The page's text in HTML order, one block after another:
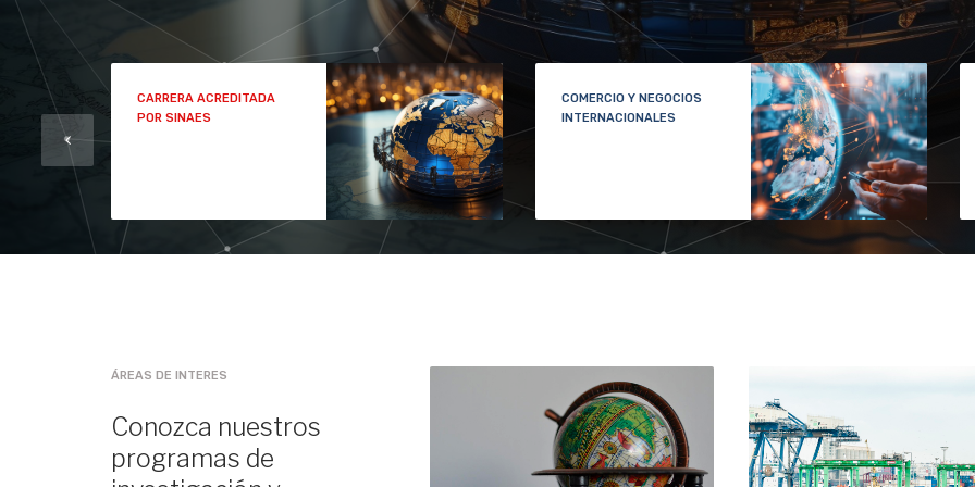
COMERCIO Y NEGOCIOS
INTERNACIONALES
INTELIGENCIA Y
ESTRATEGIA GLOBAL
ÁREAS DE INTERES
Conozca nuestros
programas de